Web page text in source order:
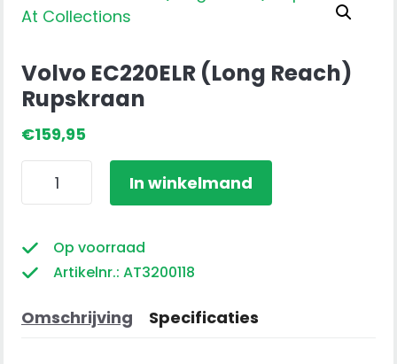
Volvo EC220ELR (Long Reach)
Rupskraan
€159,95
Volvo
EC220ELR
Reach)
Rupskraan
In winkelmand
Op voorraad
Artikelnr.: AT3200118
Omschrijving Specificaties